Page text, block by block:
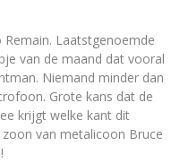
Laatstgenoemde
van de maand dat vooral
Niemand minder dan
Grote kans dat de
krijgt welke kant dit
van metalicoon Bruce